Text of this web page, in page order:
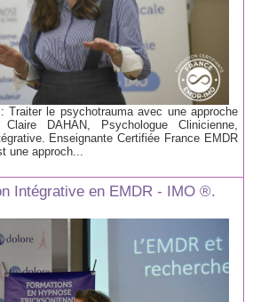
Traiter le psychotrauma avec une approche
DAHAN, Psychologue Clinicienne,
Enseignante Certifiée France EMDR
une approch...
Intégrative en EMDR - IMO ®.